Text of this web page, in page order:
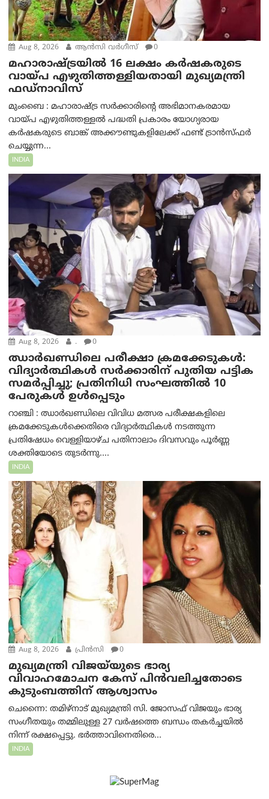
Aug 8, 2026 ആന്‍സി വര്‍ഗീസ് 0
മഹാരാഷ്ട്രയിൽ 16 ലക്ഷം കർഷകരുടെ
വായ്പ എഴുതിത്തള്ളിയതായി മുഖ്യമന്ത്രി
ഫഡ്‌നാവിസ്
മുംബൈ : മഹാരാഷ്ട്ര സർക്കാരിന്റെ അഭിമാനകരമായ
വായ്പ എഴുതിത്തള്ളൽ പദ്ധതി പ്രകാരം യോഗ്യരായ
കർഷകരുടെ ബാങ്ക് അക്കൗണ്ടുകളിലേക്ക് ഫണ്ട് ട്രാൻസ്ഫർ
ചെയ്യുന്ന...
INDIA
Aug 8, 2026 . 0
ഝാര്‍ഖണ്ഡിലെ പരീക്ഷാ ക്രമക്കേടുകള്‍:
വിദ്യാർത്ഥികൾ സർക്കാരിന് പുതിയ പട്ടിക
സമർപ്പിച്ചു; പ്രതിനിധി സംഘത്തിൽ 10
പേരുകൾ ഉൾപ്പെടും
റാഞ്ചി : ഝാർഖണ്ഡിലെ വിവിധ മത്സര പരീക്ഷകളിലെ
ക്രമക്കേടുകൾക്കെതിരെ വിദ്യാർത്ഥികൾ നടത്തുന്ന
പ്രതിഷേധം വെള്ളിയാഴ്ച പതിനാലാം ദിവസവും പൂർണ്ണ
ശക്തിയോടെ തുടർന്നു....
INDIA
Aug 8, 2026 പ്രിന്‍സി 0
മുഖ്യമന്ത്രി വിജയ്‌യുടെ ഭാര്യ
വിവാഹമോചന കേസ് പിൻവലിച്ചതോടെ
കുടുംബത്തിന് ആശ്വാസം
ചെന്നൈ: തമിഴ്‌നാട് മുഖ്യമന്ത്രി സി. ജോസഫ് വിജയും ഭാര്യ
സംഗീതയും തമ്മിലുള്ള 27 വർഷത്തെ ബന്ധം തകർച്ചയിൽ
നിന്ന് രക്ഷപ്പെട്ടു. ഭർത്താവിനെതിരെ...
INDIA